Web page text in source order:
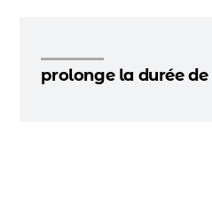
prolonge la durée de